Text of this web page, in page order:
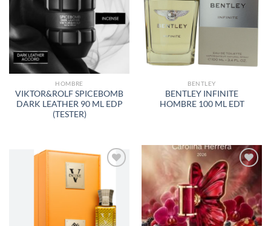
LISTA
DE
DESEOS
HOMBRE
VIKTOR&ROLF SPICEBOMB
DARK LEATHER 90 ML EDP
(TESTER)
LISTA
DE
DESEOS
BENTLEY
BENTLEY INFINITE
HOMBRE 100 ML EDT
AÑADIR
A LA
LISTA
DE
DESEOS
AÑADIR
A LA
LISTA
DE
DESEOS